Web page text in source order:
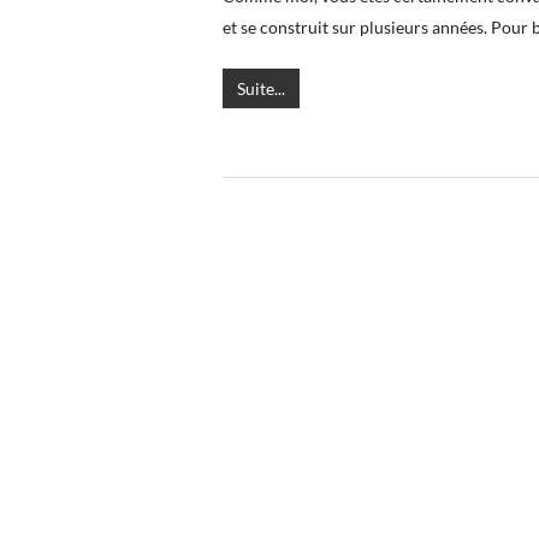
et se construit sur plusieurs années.
Suite...